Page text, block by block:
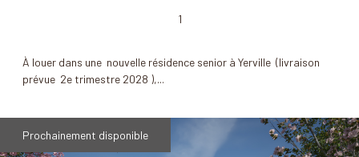
1
À louer dans une nouvelle résidence senior à Yerville (livraison
prévue 2e trimestre 2028 ),...
Prochainement disponible